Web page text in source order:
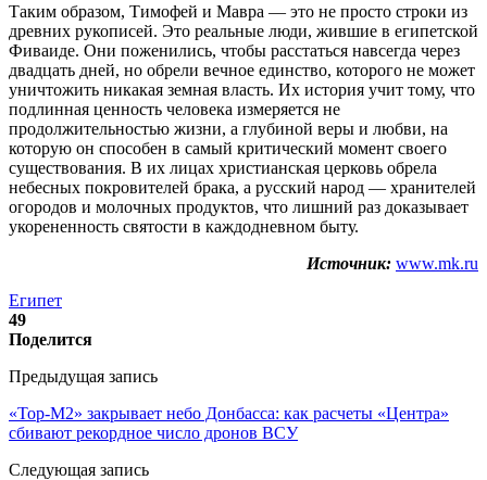
Таким образом, Тимофей и Мавра — это не просто строки из
древних рукописей. Это реальные люди, жившие в египетской
Фиваиде. Они поженились, чтобы расстаться навсегда через
двадцать дней, но обрели вечное единство, которого не может
уничтожить никакая земная власть. Их история учит тому, что
подлинная ценность человека измеряется не
продолжительностью жизни, а глубиной веры и любви, на
которую он способен в самый критический момент своего
существования. В их лицах христианская церковь обрела
небесных покровителей брака, а русский народ — хранителей
огородов и молочных продуктов, что лишний раз доказывает
укорененность святости в каждодневном быту.
Источник: www.mk.ru
Египет
49
Поделится
Предыдущая запись
«Тор-М2» закрывает небо Донбасса: как расчеты «Центра»
сбивают рекордное число дронов ВСУ
Следующая запись